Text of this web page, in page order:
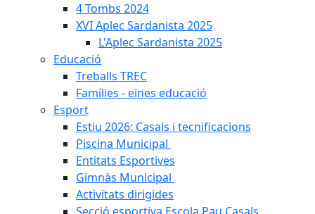
4 Tombs 2024
XVI Aplec Sardanista 2025
L'Aplec Sardanista 2025
Educació
Treballs TREC
Famílies - eines educació
Esport
Estiu 2026: Casals i tecnificacions
Piscina Municipal
Entitats Esportives
Gimnàs Municipal
Activitats dirigides